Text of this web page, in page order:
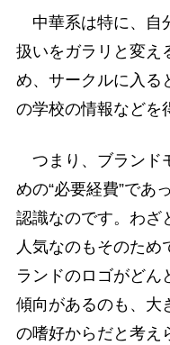
中華系は特に、自
扱いをガラリと変え
め、サークルに入る
の学校の情報などを
つまり、ブランド
めの“必要経費”であ
認識なのです。わざ
人気なのもそのため
ランドのロゴがどん
傾向があるのも、大
の嗜好からだと考え